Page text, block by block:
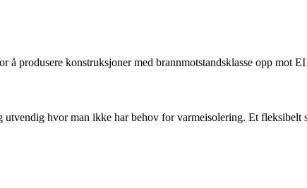
produsere konstruksjoner med brannmotstandsklasse opp mot
hvor man ikke har behov for varmeisolering. Et fleksibelt